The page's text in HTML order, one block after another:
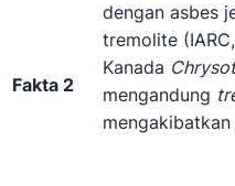
Fakta 2
dengan asbes
tremolite
Kanada
mengandung